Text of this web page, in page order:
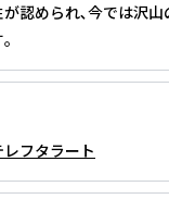
認められ､今では沢山
フタラート